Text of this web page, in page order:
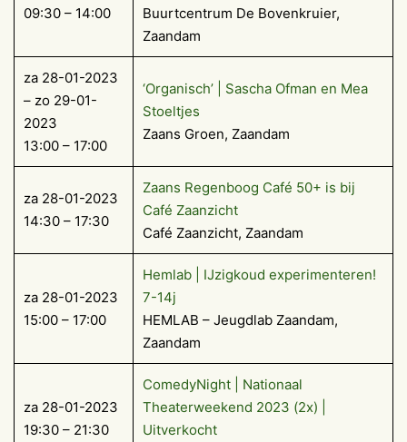
09:30 – 14:00
Buurtcentrum De Bovenkruier,
Zaandam
za 28-01-2023
– zo 29-01-
2023
13:00 – 17:00
‘Organisch’ | Sascha Ofman en Mea
Stoeltjes
Zaans Groen, Zaandam
za 28-01-2023
14:30 – 17:30
Zaans Regenboog Café 50+ is bij
Café Zaanzicht
Café Zaanzicht, Zaandam
za 28-01-2023
15:00 – 17:00
Hemlab | IJzigkoud experimenteren!
7-14j
HEMLAB – Jeugdlab Zaandam,
Zaandam
za 28-01-2023
19:30 – 21:30
ComedyNight | Nationaal
Theaterweekend 2023 (2x) |
Uitverkocht